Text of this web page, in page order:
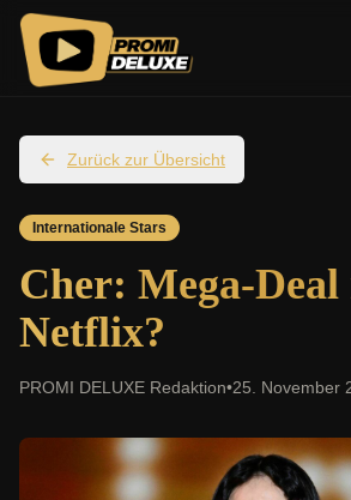
Zurück zur Übersicht
Internationale Stars
Cher: Mega-
Netflix?
PROMI DELUXE Redaktion•25. November